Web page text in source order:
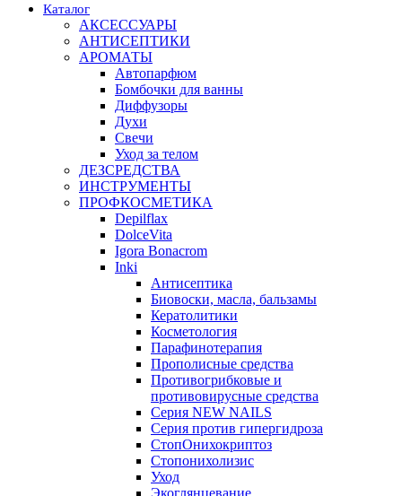
Каталог
АКСЕССУАРЫ
АНТИСЕПТИКИ
АРОМАТЫ
Автопарфюм
Бомбочки для ванны
Диффузоры
Духи
Свечи
Уход за телом
ДЕЗСРЕДСТВА
ИНСТРУМЕНТЫ
ПРОФКОСМЕТИКА
Depilflax
DolceVita
Igora Bonacrom
Inki
Антисептика
Биовоски, масла, бальзамы
Кератолитики
Косметология
Парафинотерапия
Прополисные средства
Противогрибковые и
противовирусные средства
Серия NEW NAILS
Серия против гипергидроза
СтопОнихокриптоз
Стопонихолизис
Уход
Экоглянцевание